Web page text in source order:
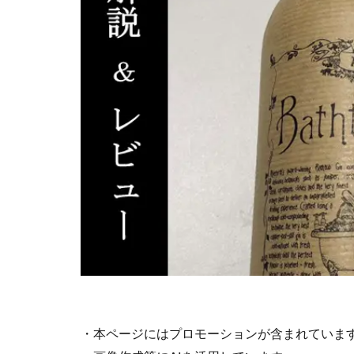
・本ページにはプロモーションが含まれていま